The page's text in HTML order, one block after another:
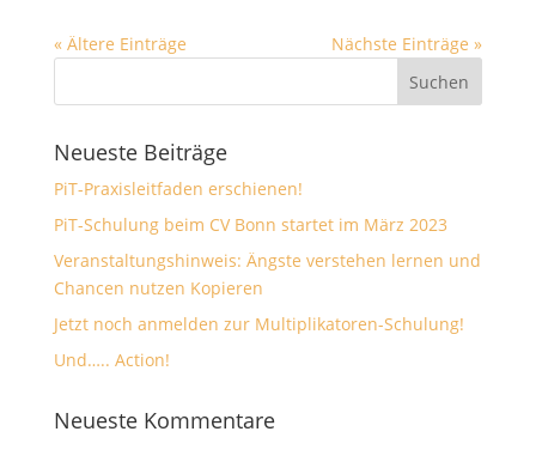
« Ältere Einträge Nächste Einträge »
Suchen
Neueste Beiträge
PiT-Praxisleitfaden erschienen!
PiT-Schulung beim CV Bonn startet im März 2023
Veranstaltungshinweis: Ängste verstehen lernen und
Chancen nutzen Kopieren
Jetzt noch anmelden zur Multiplikatoren-Schulung!
Und….. Action!
Neueste Kommentare